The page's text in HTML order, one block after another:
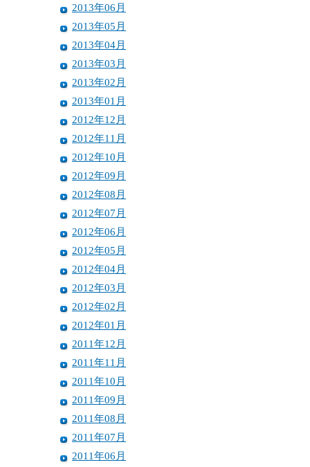
2013年06月
2013年05月
2013年04月
2013年03月
2013年02月
2013年01月
2012年12月
2012年11月
2012年10月
2012年09月
2012年08月
2012年07月
2012年06月
2012年05月
2012年04月
2012年03月
2012年02月
2012年01月
2011年12月
2011年11月
2011年10月
2011年09月
2011年08月
2011年07月
2011年06月